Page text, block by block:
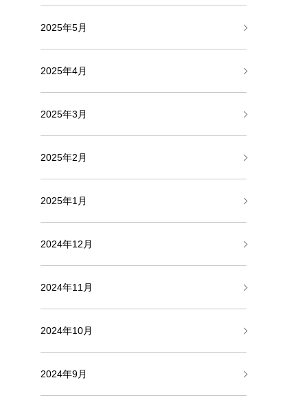
2025年5月
2025年4月
2025年3月
2025年2月
2025年1月
2024年12月
2024年11月
2024年10月
2024年9月